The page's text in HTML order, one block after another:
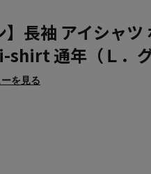
長袖 アイシャツ
shirt 通年（Ｌ．グ
を見る